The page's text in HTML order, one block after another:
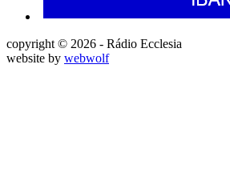
copyright © 2026 - Rádio Ecclesia
website by webwolf